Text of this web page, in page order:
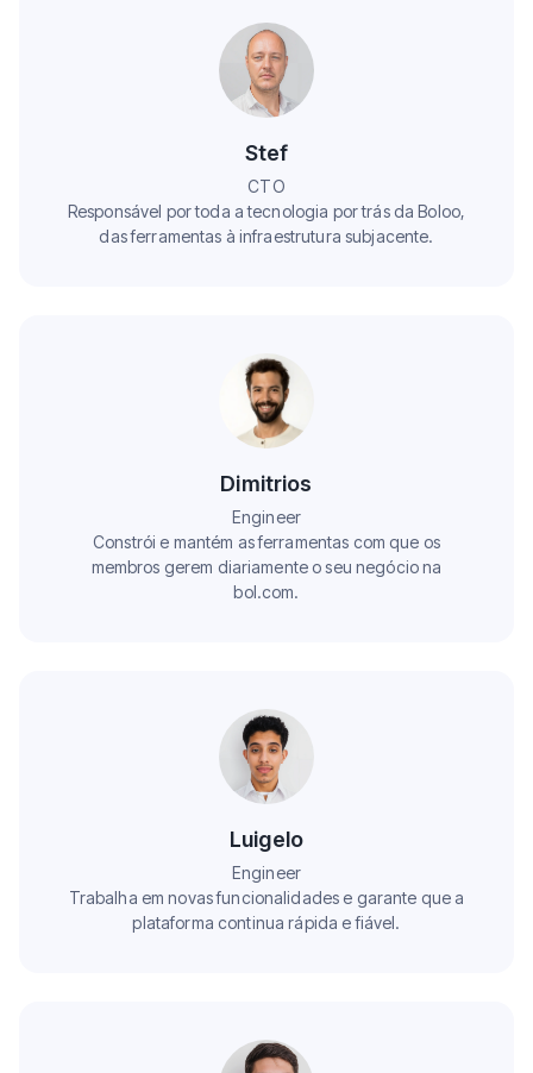
Stef
CTO
Responsável por toda a tecnologia por trás da Boloo,
das ferramentas à infraestrutura subjacente.
Dimitrios
Engineer
Constrói e mantém as ferramentas com que os
membros gerem diariamente o seu negócio na
bol.com.
Luigelo
Engineer
Trabalha em novas funcionalidades e garante que a
plataforma continua rápida e fiável.